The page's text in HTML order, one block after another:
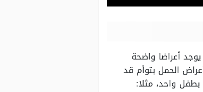
أعراضا واضحة
الحمل بتوأم قد
واحد، مثلا: